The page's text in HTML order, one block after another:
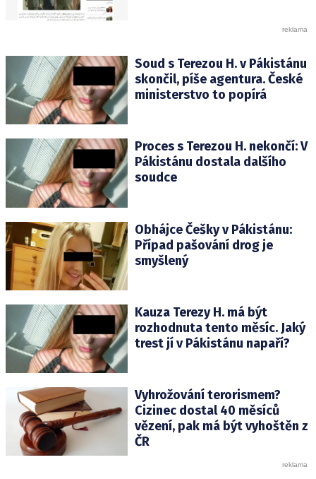
Soud s Terezou H. v Pákistánu
skončil, píše agentura. České
ministerstvo to popírá
Proces s Terezou H. nekončí: V
Pákistánu dostala dalšího
soudce
Obhájce Češky v Pákistánu:
Případ pašování drog je
smyšlený
Kauza Terezy H. má být
rozhodnuta tento měsíc. Jaký
trest jí v Pákistánu napaří?
Vyhrožování terorismem?
Cizinec dostal 40 měsíců
vězení, pak má být vyhoštěn z
ČR